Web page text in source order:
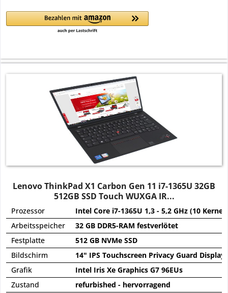
Lenovo ThinkPad X1 Carbon Gen 11 i7-1365U 32GB
512GB SSD Touch WUXGA IR...
Prozessor
Intel Core i7-1365U 1,3 - 5,2 GHz (10 Kerne)
Arbeitsspeicher
32 GB DDR5-RAM festverlötet
Festplatte
512 GB NVMe SSD
Bildschirm
14" IPS Touchscreen Privacy Guard Display
Grafik
Intel Iris Xe Graphics G7 96EUs
Zustand
refurbished - hervorragend